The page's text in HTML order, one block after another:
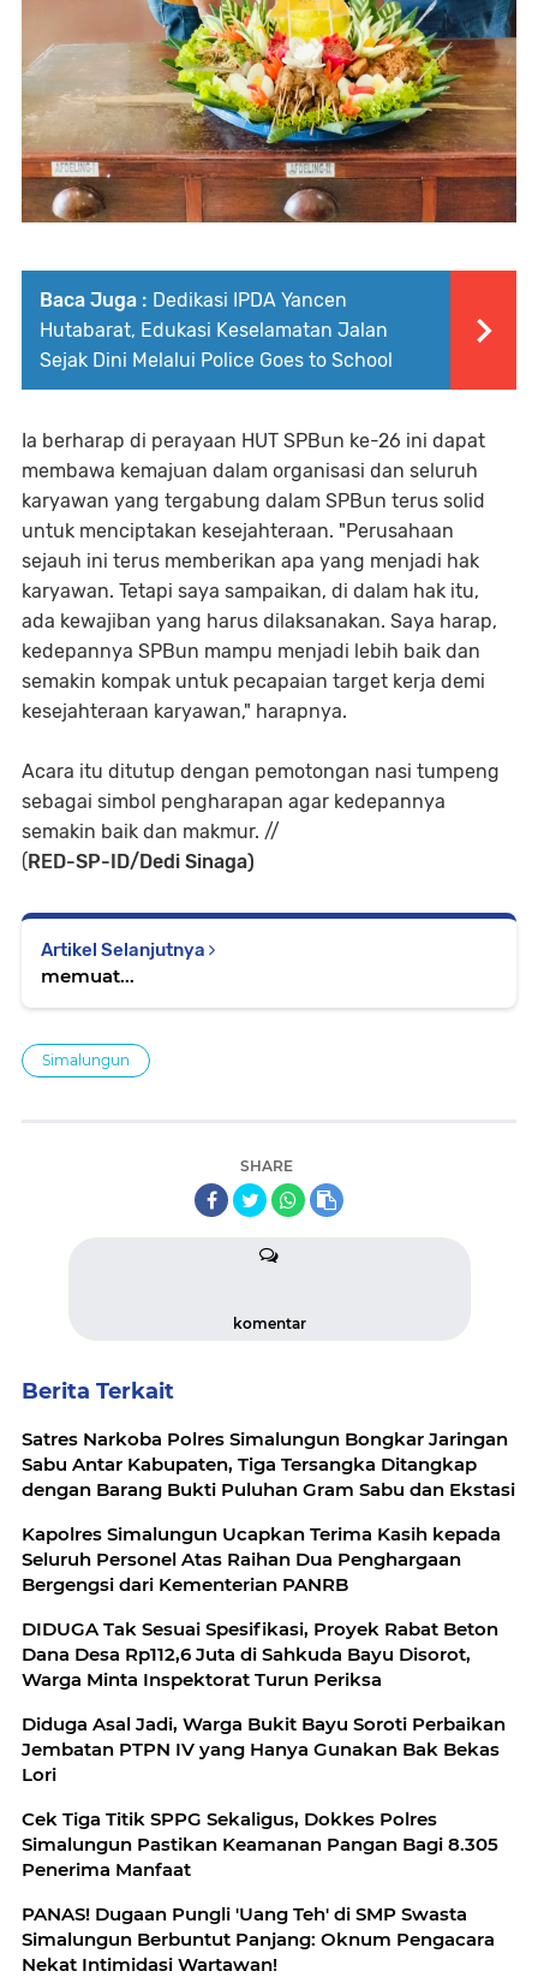
Baca Juga : Dedikasi IPDA Yancen
Hutabarat, Edukasi Keselamatan Jalan
Sejak Dini Melalui Police Goes to School
Ia berharap di perayaan HUT SPBun ke-26 ini dapat
membawa kemajuan dalam organisasi dan seluruh
karyawan yang tergabung dalam SPBun terus solid
untuk menciptakan kesejahteraan. "Perusahaan
sejauh ini terus memberikan apa yang menjadi hak
karyawan. Tetapi saya sampaikan, di dalam hak itu,
ada kewajiban yang harus dilaksanakan. Saya harap,
kedepannya SPBun mampu menjadi lebih baik dan
semakin kompak untuk pecapaian target kerja demi
kesejahteraan karyawan," harapnya.
Acara itu ditutup dengan pemotongan nasi tumpeng
sebagai simbol pengharapan agar kedepannya
semakin baik dan makmur. //
(RED-SP-ID/Dedi Sinaga)
Artikel Selanjutnya
memuat...
Simalungun
SHARE
komentar
Berita Terkait
Satres Narkoba Polres Simalungun Bongkar Jaringan
Sabu Antar Kabupaten, Tiga Tersangka Ditangkap
dengan Barang Bukti Puluhan Gram Sabu dan Ekstasi
Kapolres Simalungun Ucapkan Terima Kasih kepada
Seluruh Personel Atas Raihan Dua Penghargaan
Bergengsi dari Kementerian PANRB
DIDUGA Tak Sesuai Spesifikasi, Proyek Rabat Beton
Dana Desa Rp112,6 Juta di Sahkuda Bayu Disorot,
Warga Minta Inspektorat Turun Periksa
Diduga Asal Jadi, Warga Bukit Bayu Soroti Perbaikan
Jembatan PTPN IV yang Hanya Gunakan Bak Bekas
Lori
Cek Tiga Titik SPPG Sekaligus, Dokkes Polres
Simalungun Pastikan Keamanan Pangan Bagi 8.305
Penerima Manfaat
PANAS! Dugaan Pungli 'Uang Teh' di SMP Swasta
Simalungun Berbuntut Panjang: Oknum Pengacara
Nekat Intimidasi Wartawan!